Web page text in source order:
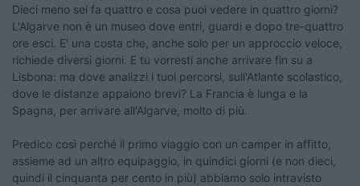
Dieci meno sei fa quattro e cosa puoi vedere in quattro giorni?
L'Algarve non è un museo dove entri, guardi e dopo tre-quattro
ore esci. E' una costa che, anche solo per un approccio veloce,
richiede diversi giorni. E tu vorresti anche arrivare fin su a
Lisbona: ma dove analizzi i tuoi percorsi, sull'Atlante scolastico,
dove le distanze appaiono brevi? La Francia è lunga e la
Spagna, per arrivare all'Algarve, molto di più.
Predico così perché il primo viaggio con un camper in affitto,
assieme ad un altro equipaggio, in quindici giorni (e non dieci,
quindi il cinquanta per cento in più) abbiamo solo intravisto